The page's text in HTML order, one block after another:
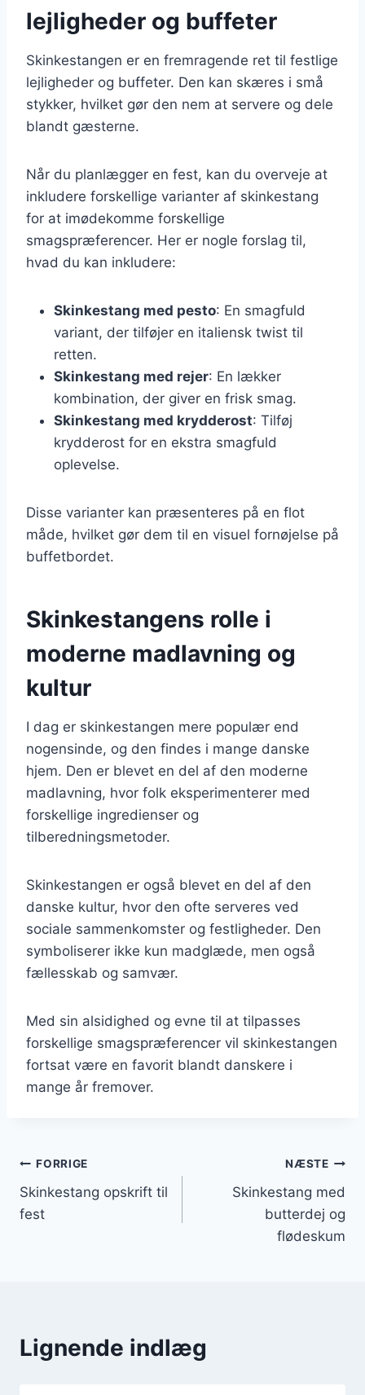
lejligheder og buffeter
Skinkestangen er en fremragende ret til festlige
lejligheder og buffeter. Den kan skæres i små
stykker, hvilket gør den nem at servere og dele
blandt gæsterne.
Når du planlægger en fest, kan du overveje at
inkludere forskellige varianter af skinkestang
for at imødekomme forskellige
smagspræferencer. Her er nogle forslag til,
hvad du kan inkludere:
Skinkestang med pesto: En smagfuld
variant, der tilføjer en italiensk twist til
retten.
Skinkestang med rejer: En lækker
kombination, der giver en frisk smag.
Skinkestang med krydderost: Tilføj
krydderost for en ekstra smagfuld
oplevelse.
Disse varianter kan præsenteres på en flot
måde, hvilket gør dem til en visuel fornøjelse på
buffetbordet.
Skinkestangens rolle i
moderne madlavning og
kultur
I dag er skinkestangen mere populær end
nogensinde, og den findes i mange danske
hjem. Den er blevet en del af den moderne
madlavning, hvor folk eksperimenterer med
forskellige ingredienser og
tilberedningsmetoder.
Skinkestangen er også blevet en del af den
danske kultur, hvor den ofte serveres ved
sociale sammenkomster og festligheder. Den
symboliserer ikke kun madglæde, men også
fællesskab og samvær.
Med sin alsidighed og evne til at tilpasses
forskellige smagspræferencer vil skinkestangen
fortsat være en favorit blandt danskere i
mange år fremover.
Indlægsnavigation
FORRIGE
Skinkestang opskrift til
fest
NÆSTE
Skinkestang med
butterdej og
flødeskum
Lignende indlæg